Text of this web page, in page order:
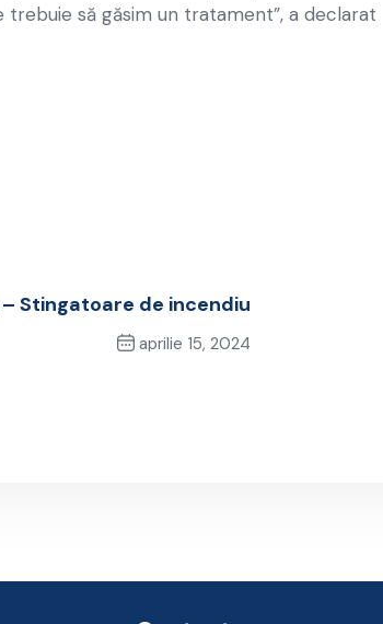
să găsim un tratament”, a declarat
Stingatoare de incendiu
aprilie 15, 2024